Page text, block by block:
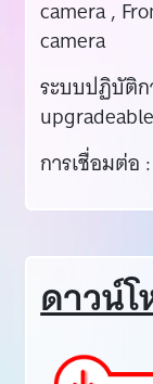
camera ,
camera
ระบบปฏิบัติก
การเชื่อมต่อ
ดาวน์